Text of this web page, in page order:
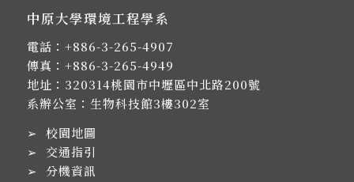
中原大學環境工程學系
電話： +886-3-265-4907
傳真：+886-3-265-4949
地址： 320314桃園市中壢區中北路200號
系辦公室：生物科技館3樓302室
➢ 校園地圖
➢ 交通指引
➢ 分機資訊